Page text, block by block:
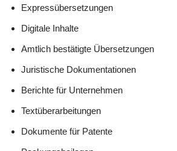
Expressübersetzungen
Digitale Inhalte
Amtlich bestätigte Übersetzungen
Juristische Dokumentationen
Berichte für Unternehmen
Textüberarbeitungen
Dokumente für Patente